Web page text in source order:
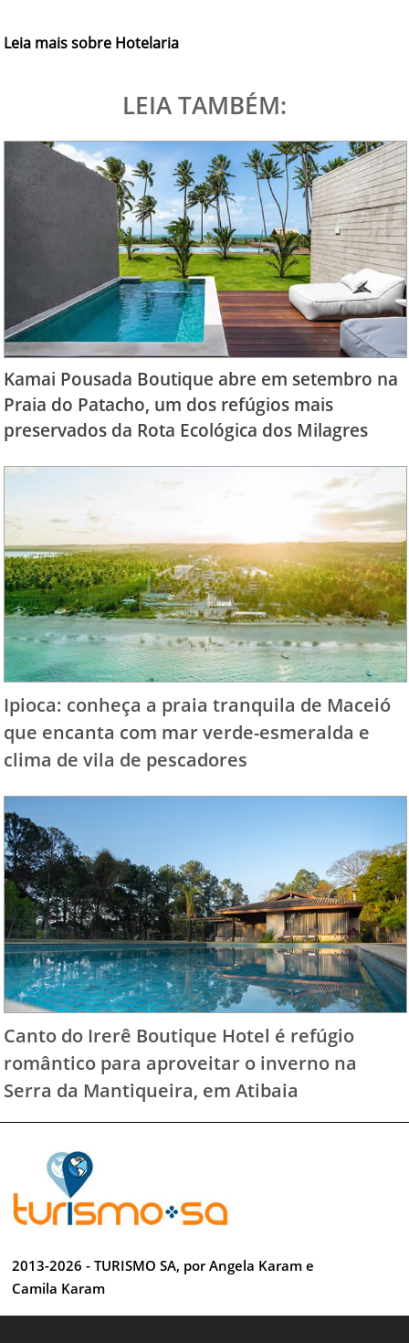
Leia mais sobre Hotelaria
LEIA TAMBÉM:
Kamai Pousada Boutique abre em setembro na
Praia do Patacho, um dos refúgios mais
preservados da Rota Ecológica dos Milagres
Ipioca: conheça a praia tranquila de Maceió
que encanta com mar verde-esmeralda e
clima de vila de pescadores
Canto do Irerê Boutique Hotel é refúgio
romântico para aproveitar o inverno na
Serra da Mantiqueira, em Atibaia
2013-2026 - TURISMO SA, por Angela Karam e
Camila Karam